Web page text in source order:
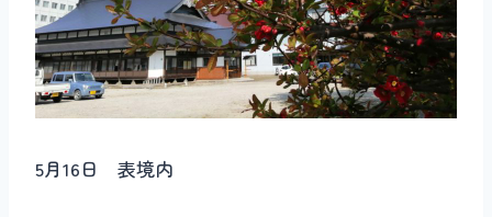
5月16日 表境内